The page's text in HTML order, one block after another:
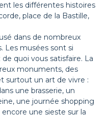
les différentes histoires
place de la Bastille,
dans de nombreux
Les musées sont si
quoi vous satisfaire. La
monuments, des
surtout un art de vivre :
une brasserie, un
une journée shopping
une sieste sur la